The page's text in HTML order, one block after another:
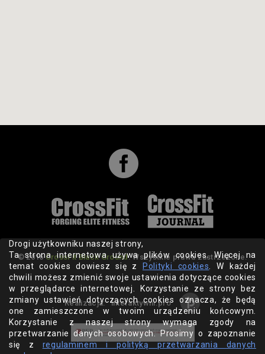

© 2016CrossFit Black Ground. Wszystkie prawa zastrzeżone.
Realizacja: interaktywni.pro
Drogi użytkowniku naszej strony,
Ta strona internetowa używa plików cookies. Więcej na
temat cookies dowiesz się z
Polityki cookies . W każdej
chwili możesz zmienić swoje ustawienia dotyczące cookies
w przeglądarce internetowej. Korzystanie ze strony bez
zmiany ustawień dotyczących cookies oznacza, że będą
one zamieszczone w twoim urządzeniu końcowym.
Korzystanie z naszej strony wymaga zgody na
przetwarzanie danych osobowych. Prosimy o zapoznanie
się z regulaminem i polityką przetwarzania danych